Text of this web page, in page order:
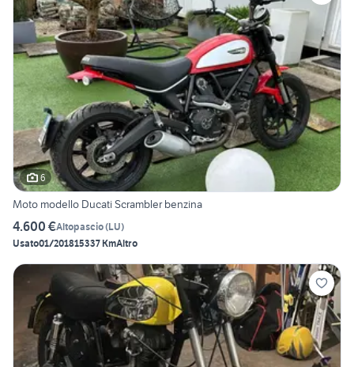
6
Moto modello Ducati Scrambler benzina
4.600 €Altopascio(LU)
Usato01/201815337 KmAltro